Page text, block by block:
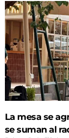
La mesa se
se suman al